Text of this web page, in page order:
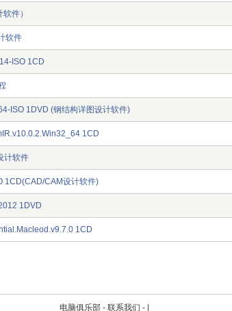
件）
软件
ISO 1CD
ISO 1DVD (钢结构详图设计软件)
1CD
计软件
1CD(CAD/CAM设计软件)
1DVD
1CD
电脑俱乐部 - 联系我们 -